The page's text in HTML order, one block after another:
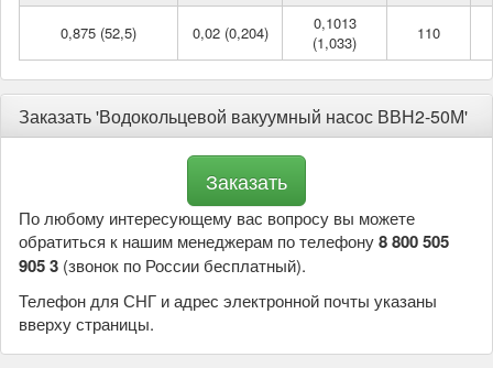
0,875 (52,5) 0,02 (0,204)
0,1013
(1,033)
110
Заказать 'Водокольцевой вакуумный насос ВВН2-50М'
По любому интересующему вас вопросу вы можете
обратиться к нашим менеджерам по телефону8 800 505
905 3 (звонок по России бесплатный).
Телефон для СНГ и адрес электронной почты указаны
вверху страницы.